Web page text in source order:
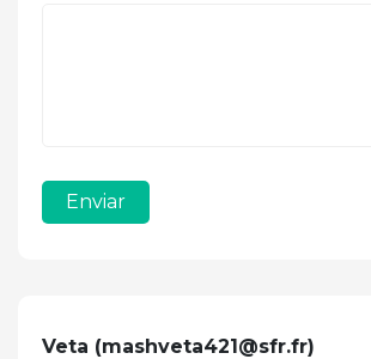
Enviar
Veta (mashveta421@sfr.fr)